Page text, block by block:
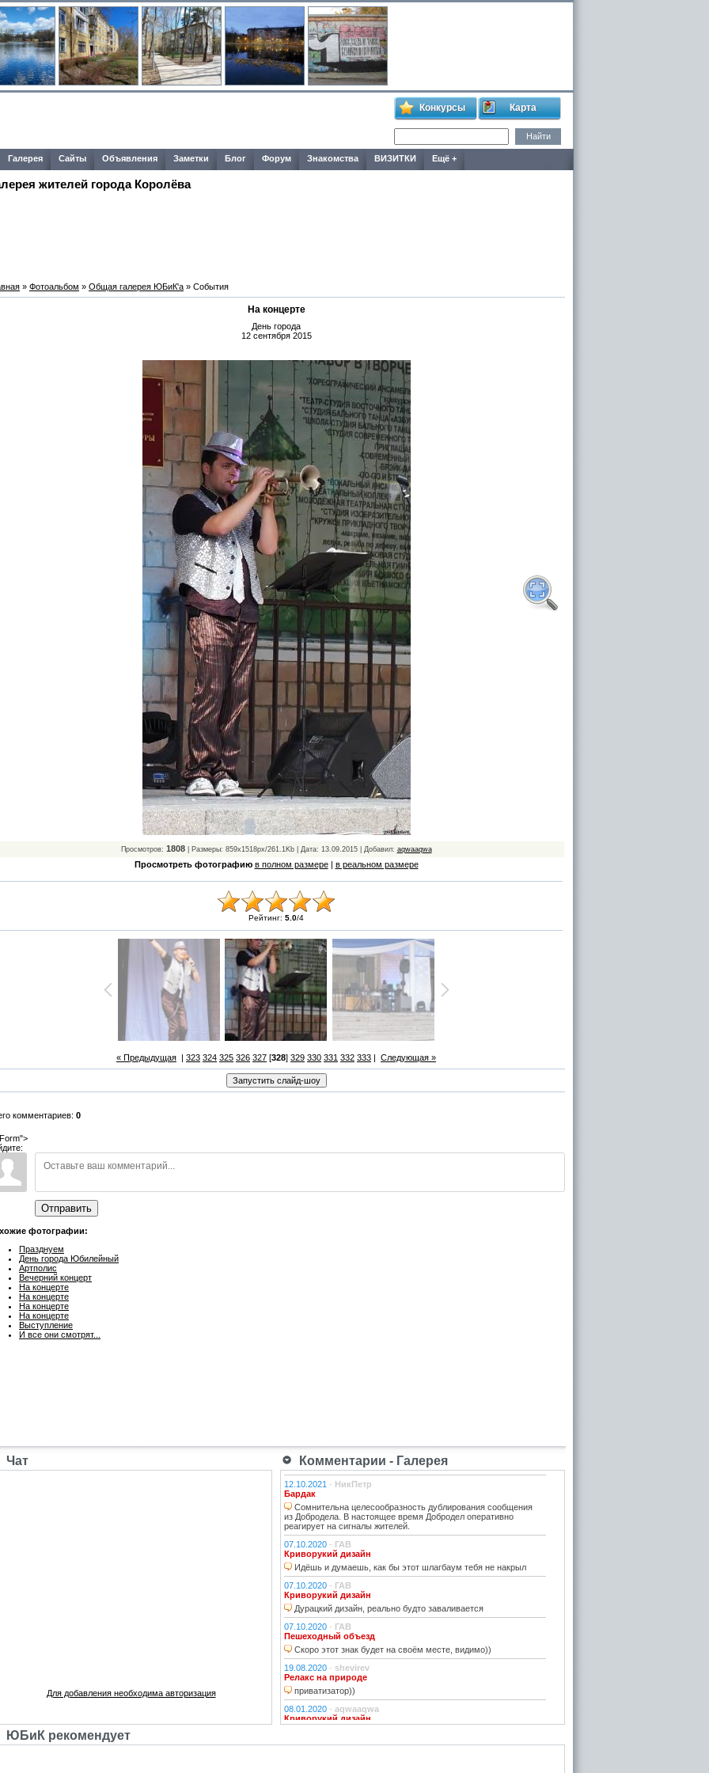
Конкурсы Карта
Галерея Сайты Объявления Заметки Блог Форум Знакомства ВИЗИТКИ Ещё +
жителей города Королёва
» Фотоальбом » Общая галерея ЮБиК'a » События
На концерте
День города
12 сентября 2015
Просмотров: 1808| Размеры: 859x1518px/261.1Kb | Дата: 13.09.2015 | Добавил: aqwaaqwa
Просмотреть фотографию в полном размере| в реальном размере
Рейтинг: 5.0/4
« Предыдущая | 323 324 325 326 327 [328] 329 330 331 332 333 | Следующая »
комментариев: 0
Отправить
фотографии:
Празднуем
День города Юбилейный
Артполис
Вечерний концерт
На концерте
На концерте
На концерте
На концерте
Выступление
И все они смотрят...
Чат Комментарии - Галерея
Для добавления необходима авторизация
12.10.2021 - НикПетр
Бардак
Сомнительна целесообразность дублирования сообщения
из Добродела. В настоящее время Добродел оперативно
реагирует на сигналы жителей.
07.10.2020 - ГАВ
Криворукий дизайн
Идёшь и думаешь, как бы этот шлагбаум тебя не накрыл
07.10.2020 - ГАВ
Криворукий дизайн
Дурацкий дизайн, реально будто заваливается
07.10.2020 - ГАВ
Пешеходный объезд
Скоро этот знак будет на своём месте, видимо))
19.08.2020 - shevirev
Релакс на природе
приватизатор))
08.01.2020 - aqwaaqwa
Криворукий дизайн
ЮБиК рекомендует